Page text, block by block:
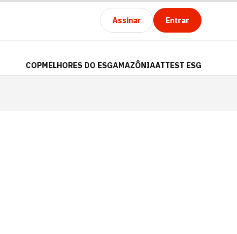
Assinar Entrar
COPMELHORES DO ESGAMAZÔNIAATTEST ESG